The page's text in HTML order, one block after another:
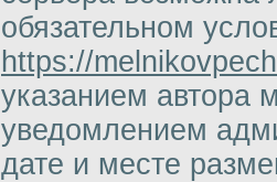
обязательном
https://
указанием автора
уведомлением
дате и месте